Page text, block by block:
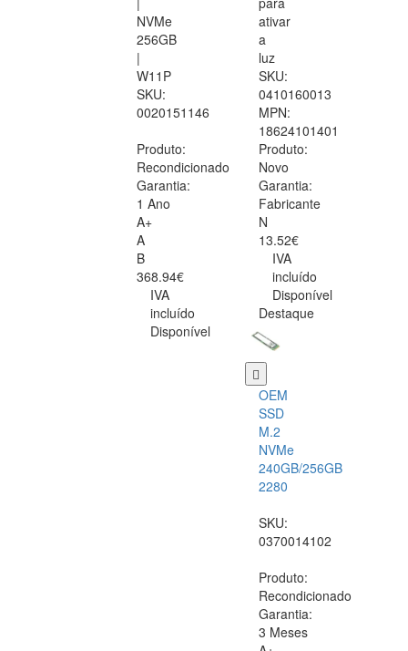
NVMe
256GB
|
W11P
SKU:
0020151146
Produto:
Recondicionado
Garantia:
1 Ano
A+
A
B
368.94€
IVA
incluído
Disponível
ativar
a
luz
SKU:
0410160013
MPN:
18624101401
Produto:
Novo
Garantia:
Fabricante
N
13.52€
IVA
incluído
Disponível
Destaque
OEM
SSD
M.2
NVMe
240GB/256GB
2280
SKU:
0370014102
Produto:
Recondicionado
Garantia:
3 Meses